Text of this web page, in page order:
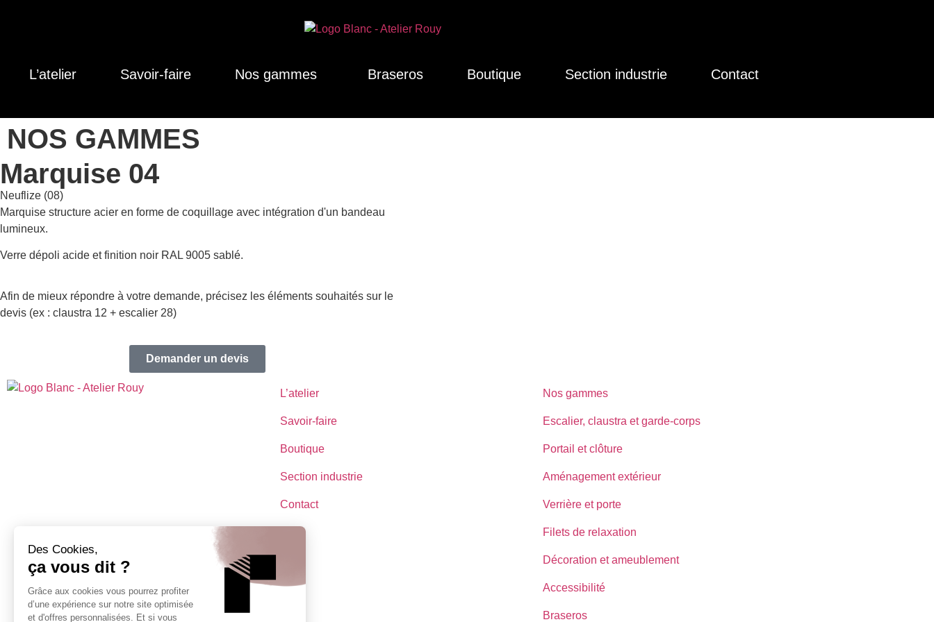
L’atelier Savoir-faire Nos gammes Braseros Boutique Section industrie Contact
NOS GAMMES
Marquise 04
Neuflize (08)
Marquise structure acier en forme de coquillage avec intégration d'un bandeau
lumineux.
Verre dépoli acide et finition noir RAL 9005 sablé.
Afin de mieux répondre à votre demande, précisez les éléments souhaités sur le
devis (ex : claustra 12 + escalier 28)
Demander un devis
L’atelier
Savoir-faire
Boutique
Section industrie
Contact
Nos gammes
Escalier, claustra et garde-corps
Portail et clôture
Aménagement extérieur
Verrière et porte
Filets de relaxation
Décoration et ameublement
Accessibilité
Braseros